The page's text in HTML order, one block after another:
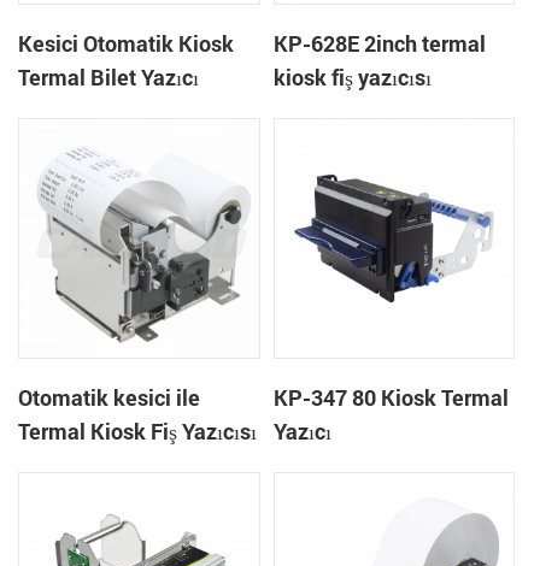
Kesici Otomatik Kiosk
Termal Bilet Yazıcı
KP-628E 2inch termal
kiosk fiş yazıcısı
Otomatik kesici ile
Termal Kiosk Fiş Yazıcısı
KP-347 80 Kiosk Termal
Yazıcı